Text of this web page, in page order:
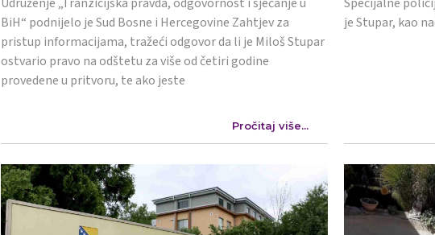
BiH“ podnijelo je Sud Bosne i Hercegovine Zahtjev za
pristup informacijama, tražeći odgovor da li je Miloš Stupar
ostvario pravo na odštetu za više od četiri godine
provedene u pritvoru, te ako jeste
Pročitaj više...
je Stupar, kao